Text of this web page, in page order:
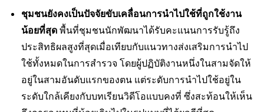
ชุมชนยังคงเป็นปัจจัยขับเคลื่อนการนำไปใช้ที่ถูกใช้งาน
น้อยที่สุด พื้นที่ชุมชนนักพัฒนาได้รับคะแนนการรับรู้ถึง
ประสิทธิผลสูงที่สุดเมื่อเทียบกับแนวทางส่งเสริมการนำไป
ใช้ทั้งหมดในการสำรวจ โดยผู้ปฏิบัติงานหนึ่งในสามจัดให้
อยู่ในสามอันดับแรกของตน แต่ระดับการนำไปใช้อยู่ใน
ระดับใกล้เคียงกับบทเรียนวิดีโอแบบคงที่ ซึ่งสะท้อนให้เห็น